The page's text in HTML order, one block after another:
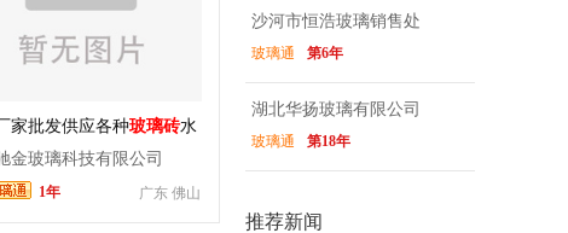
家批发供应各种玻璃砖水
玻璃
金玻璃科技有限公司
广东 佛山
1年
沙河市恒浩玻璃销售处
玻璃通 第6年
湖北华扬玻璃有限公司
玻璃通 第18年
推荐新闻